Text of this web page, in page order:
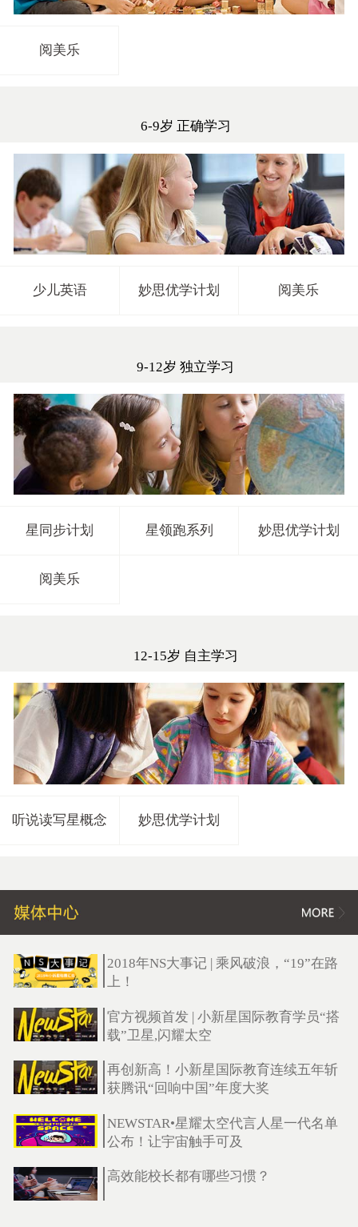
阅美乐
6-9岁 正确学习
少儿英语 妙思优学计划 阅美乐
9-12岁 独立学习
星同步计划 星领跑系列 妙思优学计划
阅美乐
12-15岁 自主学习
听说读写星概念 妙思优学计划
2018年NS大事记 | 乘风破浪，“19”在路
上！
官方视频首发 | 小新星国际教育学员“搭
载”卫星,闪耀太空
再创新高！小新星国际教育连续五年斩
获腾讯“回响中国”年度大奖
NEWSTAR•星耀太空代言人星一代名单
公布！让宇宙触手可及
高效能校长都有哪些习惯？